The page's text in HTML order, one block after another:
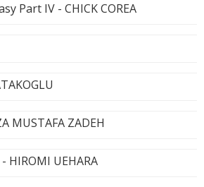
Part IV - CHICK COREA
MUSTAFA ZADEH
HIROMI UEHARA